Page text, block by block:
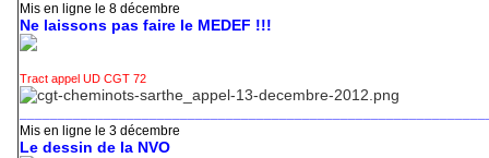
Mis en ligne le 8 décembre
Ne laissons pas faire le MEDEF !!!
Tract appel UD CGT 72
Mis en ligne le 3 décembre
Le dessin de la NVO